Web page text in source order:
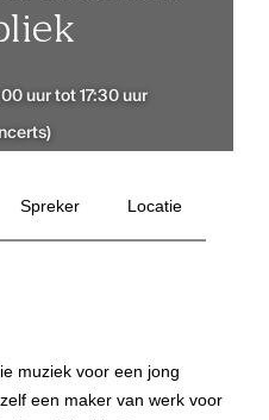
uur tot 17:30 uur
Spreker Locatie
muziek voor een jong
een maker van werk voor